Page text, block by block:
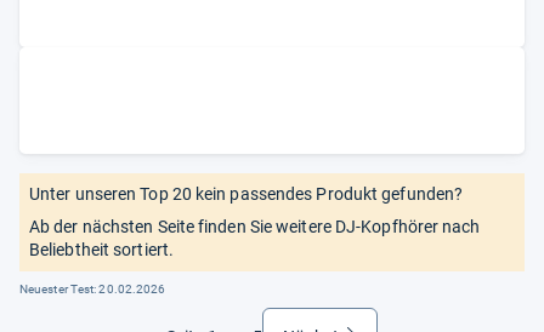
Unter unseren Top 20 kein passendes Produkt gefunden?
Ab der nächsten Seite finden Sie weitere DJ-Kopfhörer nach
Beliebtheit sortiert.
Neuester Test:20.02.2026